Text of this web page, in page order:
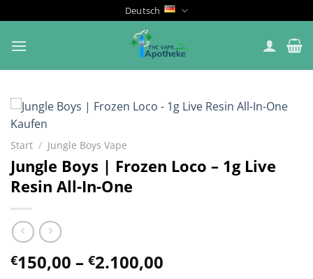
Inhalt
springen
Deutsch
Start / Jungle Boys Vape
Jungle Boys | Frozen Loco – 1g Live
Resin All-In-One
€150,00 – €2.100,00